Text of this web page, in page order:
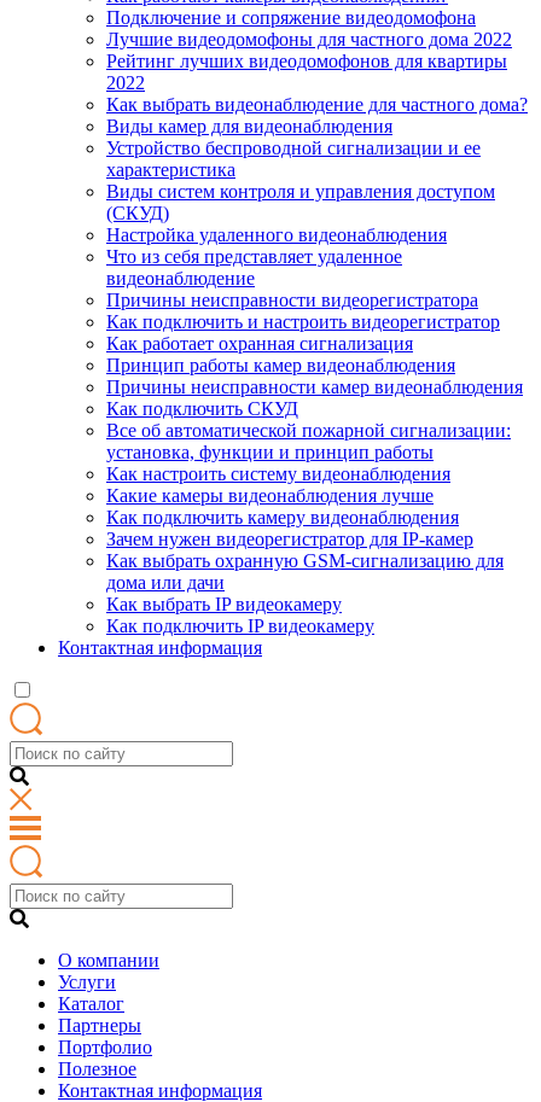
Подключение и сопряжение видеодомофона
Лучшие видеодомофоны для частного дома 2022
Рейтинг лучших видеодомофонов для квартиры
2022
Как выбрать видеонаблюдение для частного дома?
Виды камер для видеонаблюдения
Устройство беспроводной сигнализации и ее
характеристика
Виды систем контроля и управления доступом
(СКУД)
Настройка удаленного видеонаблюдения
Что из себя представляет удаленное
видеонаблюдение
Причины неисправности видеорегистратора
Как подключить и настроить видеорегистратор
Как работает охранная сигнализация
Принцип работы камер видеонаблюдения
Причины неисправности камер видеонаблюдения
Как подключить СКУД
Все об автоматической пожарной сигнализации:
установка, функции и принцип работы
Как настроить систему видеонаблюдения
Какие камеры видеонаблюдения лучше
Как подключить камеру видеонаблюдения
Зачем нужен видеорегистратор для IP-камер
Как выбрать охранную GSM-сигнализацию для
дома или дачи
Как выбрать IP видеокамеру
Как подключить IP видеокамеру
Контактная информация
О компании
Услуги
Каталог
Партнеры
Портфолио
Полезное
Контактная информация